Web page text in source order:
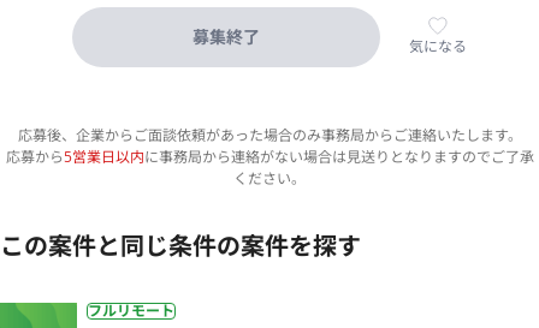
募集終了 気になる
応募後、企業からご面談依頼があった場合のみ事務局からご連絡いたします。
応募から5営業日以内に事務局から連絡がない場合は見送りとなりますのでご了承
ください。
この案件と同じ条件の案件を探す
フルリモート